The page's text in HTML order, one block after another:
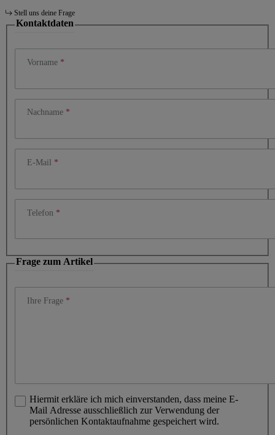
Stell uns deine Frage
Kontaktdaten
Vorname
Nachname
E-Mail
Telefon
Frage zum Artikel
Ihre Frage
Hiermit erkläre ich mich einverstanden, dass meine E-
Mail Adresse ausschließlich zur Verwendung der
persönlichen Kontaktaufnahme gespeichert wird.